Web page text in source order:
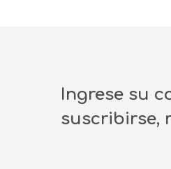
Ingrese su
suscribirse,